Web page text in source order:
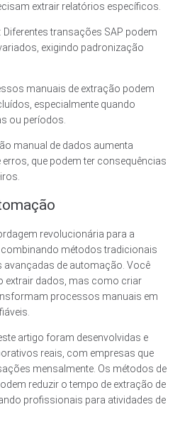
extrair relatórios específicos.
transações SAP podem
exigindo padronização
manuais de extração podem
especialmente quando
ou períodos.
manual de dados aumenta
que podem ter consequências
revolucionária para a
combinando métodos tradicionais
de automação. Você
extrair dados, mas como criar
processos manuais em
artigo foram desenvolvidas e
reais, com empresas que
mensalmente. Os métodos de
reduzir o tempo de extração de
profissionais para atividades de